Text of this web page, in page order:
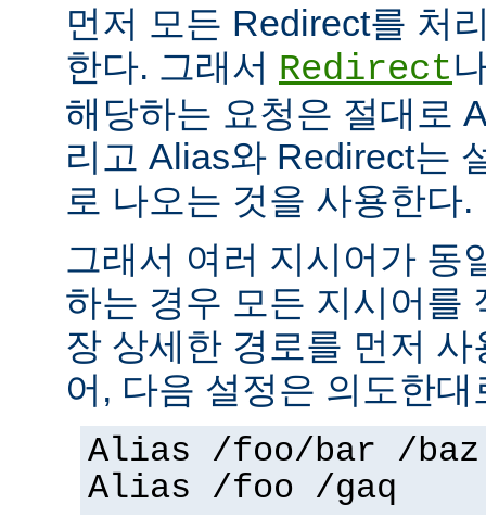
먼저 모든 Redirect를 처
한다. 그래서 Redirect
해당하는 요청은 절대로
리고 Alias와 Redirect는
로 나오는 것을 사용한다.
그래서 여러 지시어가 동
하는 경우 모든 지시어를
장 상세한 경로를 먼저
어, 다음 설정은 의도한
Alias /foo/bar /baz
Alias /foo /gaq